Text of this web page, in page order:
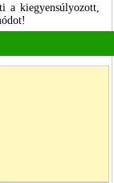
a kiegyensúlyozott,